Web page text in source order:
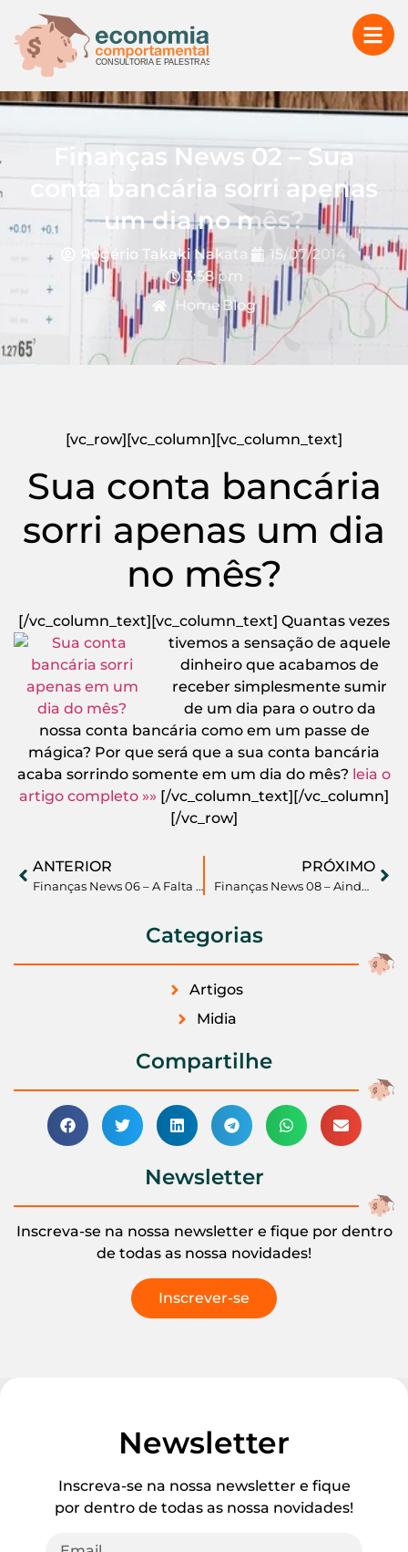
Finanças News 02 – Sua
conta bancária sorri apenas
um dia no mês?
Rogério Takaki Nakata
15/07/2014
3:58 pm
Home Blog
[vc_row][vc_column][vc_column_text]
Sua conta bancária
sorri apenas um dia
no mês?
[/vc_column_text][vc_column_text] Quantas vezes
tivemos a sensação de aquele
dinheiro que acabamos de
receber simplesmente sumir
de um dia para o outro da
nossa conta bancária como em um passe de
mágica? Por que será que a sua conta bancária
acaba sorrindo somente em um dia do mês? leia o
artigo completo »» [/vc_column_text][/vc_column]
[/vc_row]
ANTERIOR
Finanças News 06 – A Falta de Planejamento Financeiro pode levar a GERAÇÃO Y para a GERAÇÃO I, de INADIMPLENTES
PRÓXIMO
Finanças News 08 – Ainda não ganhamos a Copa do Mundo de 2010, mas já somos quase CAMPEÕES MUNDIAIS nas taxas de juros!
Categorias
Artigos
Midia
Compartilhe
Newsletter
Inscreva-se na nossa newsletter e fique por dentro
de todas as nossa novidades!
Inscrever-se
Newsletter
Inscreva-se na nossa newsletter e fique
por dentro de todas as nossa novidades!